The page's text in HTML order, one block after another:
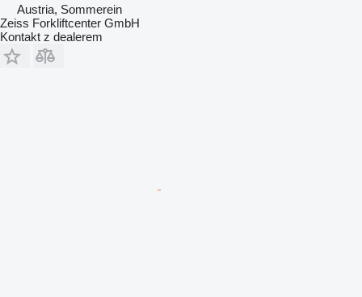
Austria, Sommerein
Zeiss Forkliftcenter GmbH
Kontakt z dealerem